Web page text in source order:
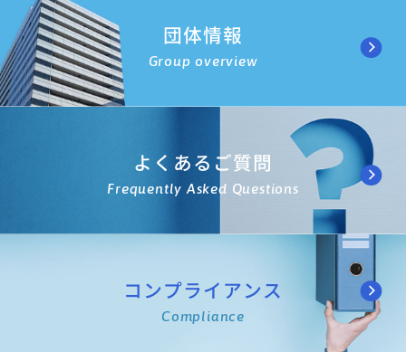
団体情報
Group overview
よくあるご質問
Frequently Asked Questions
コンプライアンス
Compliance